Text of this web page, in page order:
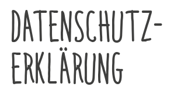
DATENSCHUTZ­
ERKLÄRUNG